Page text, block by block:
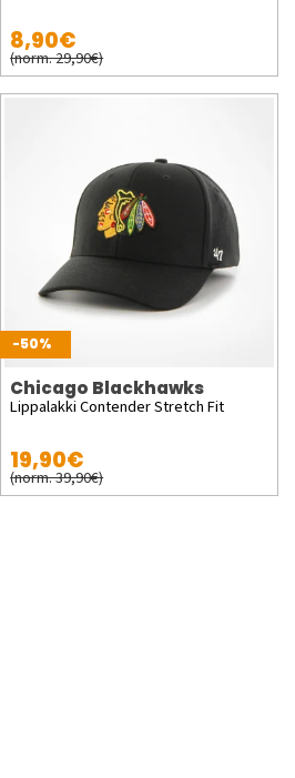
8,90€
(norm. 29,90€)
-50%
Chicago Blackhawks
Lippalakki Contender Stretch Fit
19,90€
(norm. 39,90€)